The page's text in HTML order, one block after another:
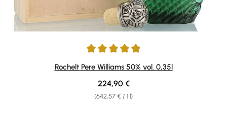
Average rating of 4.94 out of 5 stars
Rochelt Pere Williams 50% vol. 0,35l
(642,57 € / 1 l)
Regular price:
224,90 €